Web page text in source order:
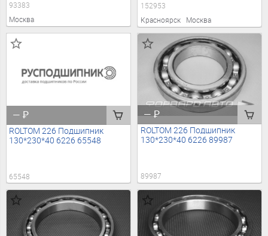
93383
Москва
152953
Красноярск
Москва
—₽
ROLTOM 226 Подшипник
130*230*40 6226 65548
65548
—₽
ROLTOM 226 Подшипник
130*230*40 6226 89987
89987